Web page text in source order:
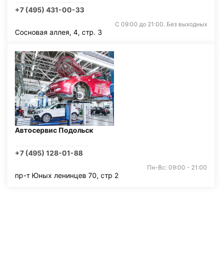
+7 (495) 431-00-33
С 09:00 до 21:00. Без выходных
Сосновая аллея, 4, стр. 3
Автосервис Подольск
+7 (495) 128-01-88
Пн-Вс: 09:00 - 21:00
пр-т Юных ленинцев 70, стр 2